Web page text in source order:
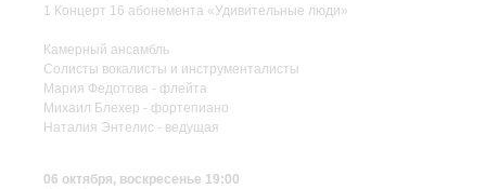
1 Концерт 16 абонемента «Удивительные люди»
Камерный ансамбль
Солисты вокалисты и инструменталисты
Мария Федотова - флейта
Михаил Блехер - фортепиано
Наталия Энтелис - ведущая
06 октября, воскресенье 19:00